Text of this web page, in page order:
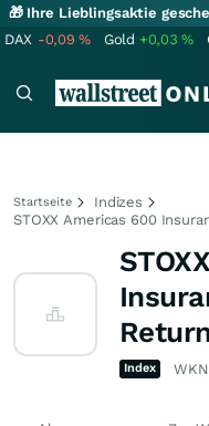
🎁 Ihre Lieblingsaktie
DAX -0,09% Gold +0,03%
Startseite
Indizes
STOXX Americas 600
Index